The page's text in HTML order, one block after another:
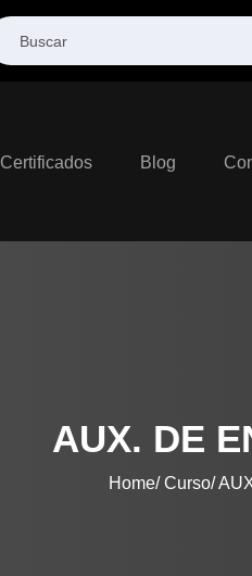
Certificados Blog
AUX. DE
Home Curso